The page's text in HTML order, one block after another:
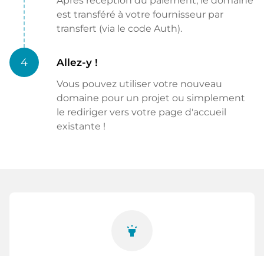
est transféré à votre fournisseur par
transfert (via le code Auth).
4 Allez-y !
Vous pouvez utiliser votre nouveau
domaine pour un projet ou simplement
le rediriger vers votre page d'accueil
existante !
highlight